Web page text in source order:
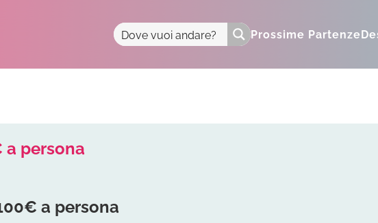
Prossime Partenze
a persona
a persona